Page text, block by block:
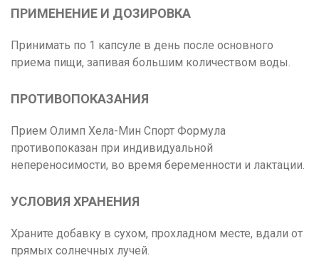
ПРИМЕНЕНИЕ И ДОЗИРОВКА
Принимать по 1 капсуле в день после основного
приема пищи, запивая большим количеством воды.
ПРОТИВОПОКАЗАНИЯ
Прием Олимп Хела-Мин Спорт Формула
противопоказан при индивидуальной
непереносимости, во время беременности и лактации.
УСЛОВИЯ ХРАНЕНИЯ
Храните добавку в сухом, прохладном месте, вдали от
прямых солнечных лучей.